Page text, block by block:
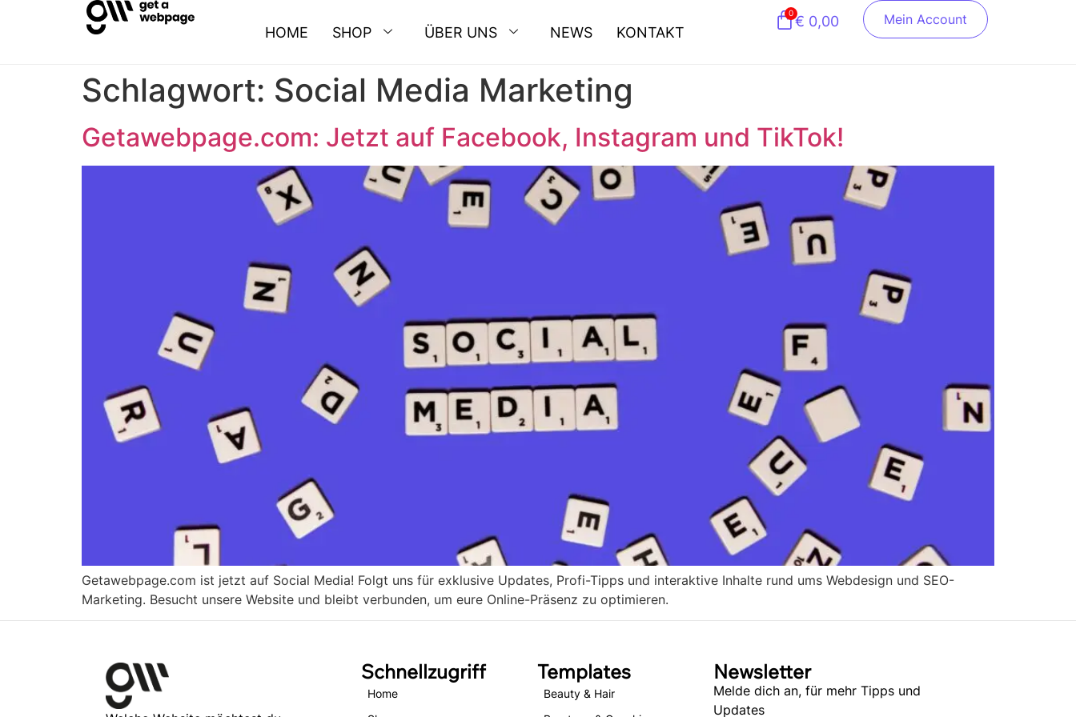
HOME SHOP ÜBER UNS NEWS KONTAKT
€ 0,00
0 Mein Account
Schlagwort: Social Media Marketing
Getawebpage.com: Jetzt auf Facebook, Instagram und TikTok!
Getawebpage.com ist jetzt auf Social Media! Folgt uns für exklusive Updates, Profi-Tipps und interaktive Inhalte rund ums Webdesign und SEO-
Marketing. Besucht unsere Website und bleibt verbunden, um eure Online-Präsenz zu optimieren.
Schnellzugriff
Home
Templates
Beauty & Hair
Newsletter
Melde dich an, für mehr Tipps und
Updates